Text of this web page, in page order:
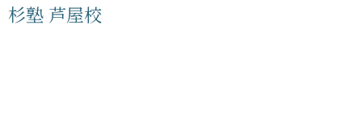
杉塾 芦屋校